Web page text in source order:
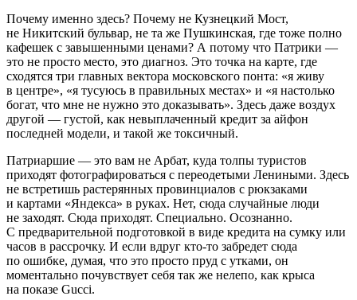
Почему именно здесь? Почему не Кузнецкий Мост,
не Никитский бульвар, не та же Пушкинская, где тоже полно
кафешек с завышенными ценами? А потому что Патрики —
это не просто место, это диагноз. Это точка на карте, где
сходятся три главных вектора московского понта: «я живу
в центре», «я тусуюсь в правильных местах» и «я настолько
богат, что мне не нужно это доказывать». Здесь даже воздух
другой — густой, как невыплаченный кредит за айфон
последней модели, и такой же токсичный.
Патриаршие — это вам не Арбат, куда толпы туристов
приходят фотографироваться с переодетыми Лениными. Здесь
не встретишь растерянных провинциалов с рюкзаками
и картами «Яндекса» в руках. Нет, сюда случайные люди
не заходят. Сюда приходят. Специально. Осознанно.
С предварительной подготовкой в виде кредита на сумку или
часов в рассрочку. И если вдруг кто-то забредет сюда
по ошибке, думая, что это просто пруд с утками, он
моментально почувствует себя так же нелепо, как крыса
на показе Gucci.